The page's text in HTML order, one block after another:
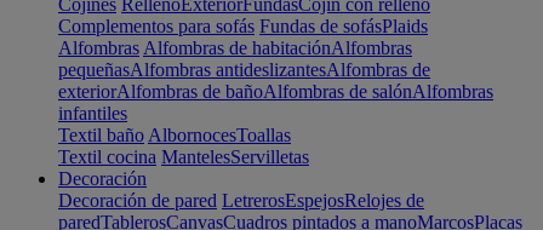
Cojines RellenoExteriorFundasCojín con relleno
Complementos para sofás Fundas de sofásPlaids
Alfombras Alfombras de habitaciónAlfombras
pequeñasAlfombras antideslizantesAlfombras de
exteriorAlfombras de bañoAlfombras de salónAlfombras
infantiles
Textil baño AlbornocesToallas
Textil cocina MantelesServilletas
Decoración
Decoración de pared LetrerosEspejosRelojes de
paredTablerosCanvasCuadros pintados a manoMarcosPlacas